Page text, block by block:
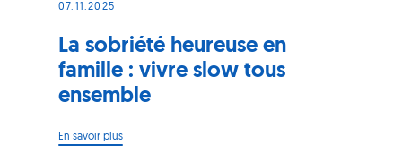
La sobriété heureuse en
famille : vivre slow tous
ensemble
07.11.2025
En savoir plus-